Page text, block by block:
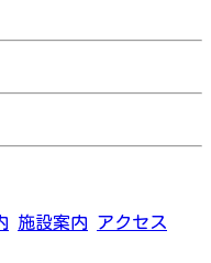
施設案内 アクセス